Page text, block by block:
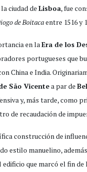
la ciudad de Lisboa, fue
de Boitacaentre 1516 y
en laEra de los
portugueses que
China e India.
São Vicentea par de
y, más tarde, como
de recaudación de
construcción de
estilo manuelino,
que marcó el fin